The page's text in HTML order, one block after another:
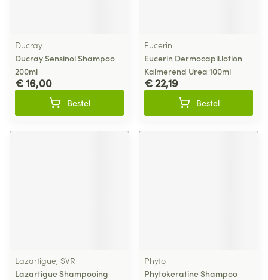
Ducray
Ducray Sensinol Shampoo
200ml
€ 16,00
Bestel
Eucerin
Eucerin Dermocapil.lotion
Kalmerend Urea 100ml
€ 22,19
Bestel
Lazartigue, SVR
Lazartigue Shampooing
Phyto
Phytokeratine Shampoo